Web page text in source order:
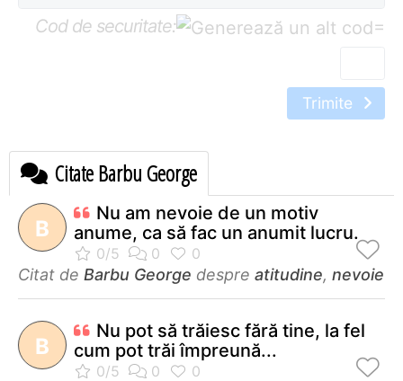
Cod de securitate: =
Trimite
Citate Barbu George
B
Nu am nevoie de un motiv
anume, ca să fac un anumit lucru.
Citat de Barbu George despre atitudine, nevoie
B
Nu pot să trăiesc fără tine, la fel
cum pot trăi împreună...